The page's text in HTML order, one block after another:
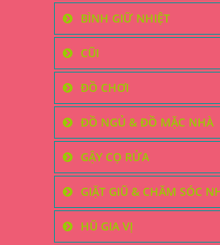
BÌNH GIỮ NHIỆT
CŨI
ĐỒ CHƠI
ĐỒ NGỦ & ĐỒ MẶC NHÀ
GẬY CỌ RỬA
GIẶT GIŨ & CHĂM SÓC
HŨ GIA VỊ